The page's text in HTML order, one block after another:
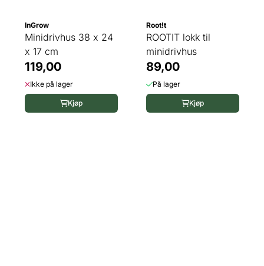
InGrow
Minidrivhus 38 x 24
x 17 cm
119,00
Ikke på lager
Kjøp
Root!t
ROOTIT lokk til
minidrivhus
89,00
På lager
Kjøp